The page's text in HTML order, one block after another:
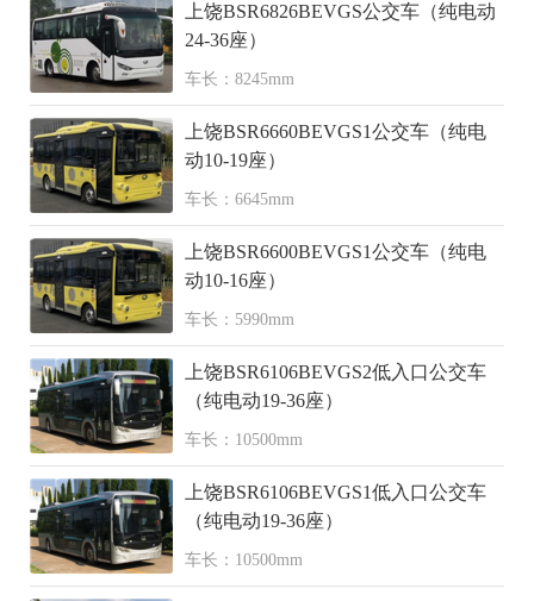
上饶BSR6826BEVGS公交车（纯电动
24-36座）
车长：8245mm
上饶BSR6660BEVGS1公交车（纯电
动10-19座）
车长：6645mm
上饶BSR6600BEVGS1公交车（纯电
动10-16座）
车长：5990mm
上饶BSR6106BEVGS2低入口公交车
（纯电动19-36座）
车长：10500mm
上饶BSR6106BEVGS1低入口公交车
（纯电动19-36座）
车长：10500mm